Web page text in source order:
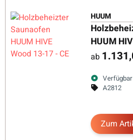
HUUM
HUUM
ab
Verfügbar
A2812
Zum